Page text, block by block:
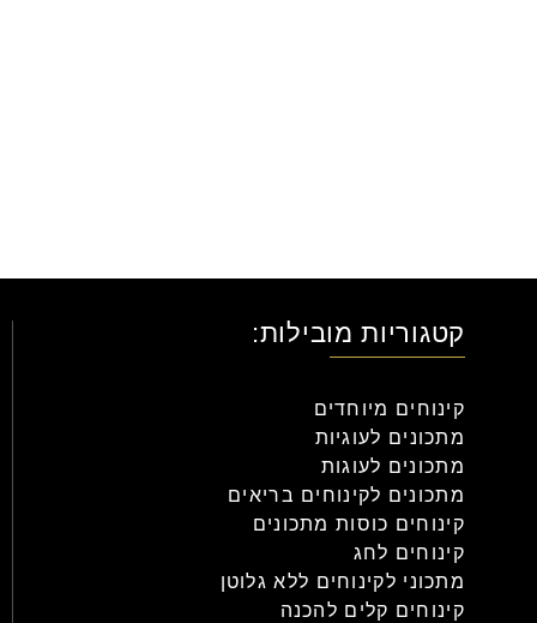
קטגוריות מובילות:
קינוחים מיוחדים
מתכונים לעוגיות
מתכונים לעוגות
מתכונים לקינוחים בריאים
קינוחים כוסות מתכונים
קינוחים לחג
מתכוני לקינוחים ללא גלוטן
קינוחים קלים להכנה